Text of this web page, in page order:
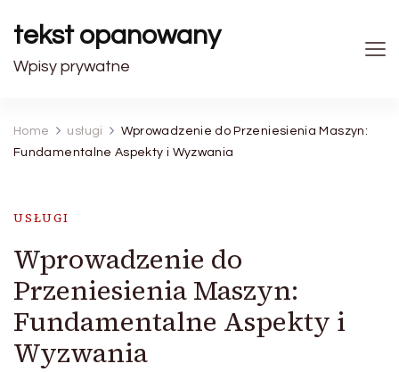
tekst opanowany
Wpisy prywatne
Home usługi
Wprowadzenie do Przeniesienia Maszyn:
Fundamentalne Aspekty i Wyzwania
USŁUGI
Wprowadzenie do
Przeniesienia Maszyn:
Fundamentalne Aspekty i
Wyzwania